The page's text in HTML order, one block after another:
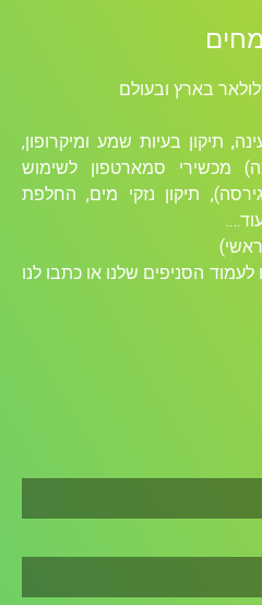
בארץ ובעולם
תיקון בעיות שמע ומיקרופון,
מכשירי סמארטפון לשימוש
תיקון נזקי מים, החלפת
הסניפים שלנו או כתבו לנו